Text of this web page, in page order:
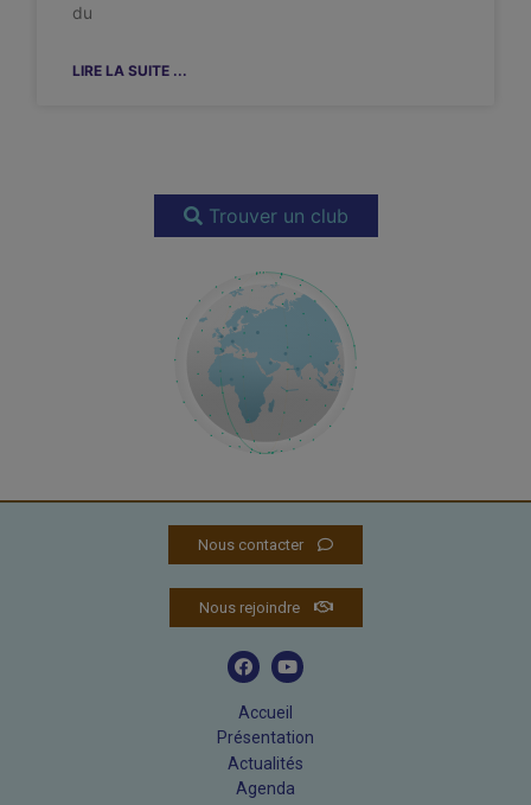
du
LIRE LA SUITE ...
Trouver un club
Nous contacter
Nous rejoindre
Accueil
Présentation
Actualités
Agenda